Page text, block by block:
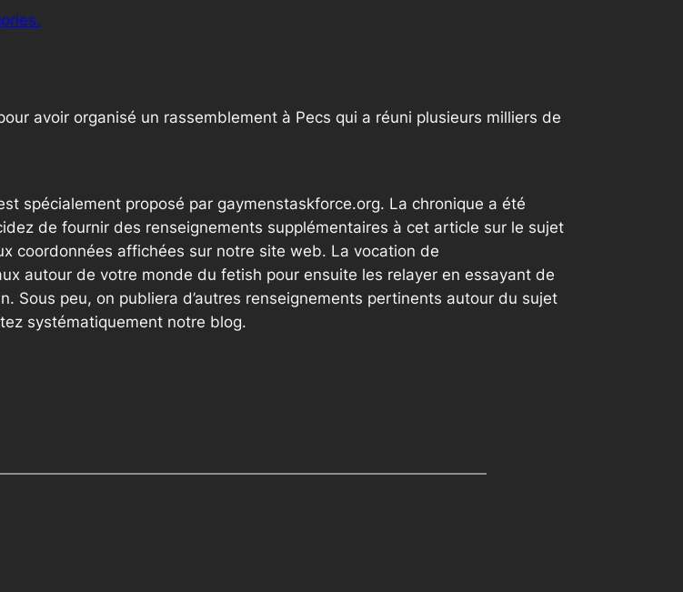
avoir organisé un rassemblement à Pecs qui a réuni plusieurs milliers de
spécialement proposé par gaymenstaskforce.org. La chronique a été
de fournir des renseignements supplémentaires à cet article sur le sujet
coordonnées affichées sur notre site web. La vocation de
autour de votre monde du fetish pour ensuite les relayer en essayant de
Sous peu, on publiera d’autres renseignements pertinents autour du sujet
systématiquement notre blog.